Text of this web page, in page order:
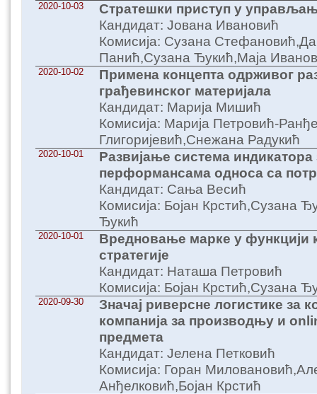
2020-10-03
Стратешки приступ у
Кандидат: Јована Ивановић
Комисија: Сузана
Панић,Сузана Ђукић,Маја
2020-10-02
Примена концепта одрживог
грађевинског материјала
Кандидат: Марија Мишић
Комисија: Марија Петровић-
Глигоријевић,Снежана Радукић
2020-10-01
Развијање система
перформансама односа са
Кандидат: Сања Весић
Комисија: Бојан Крстић,Сузана
Ђукић
2020-10-01
Вредновање марке у функцији
стратегије
Кандидат: Наташа Петровић
Комисија: Бојан Крстић,Сузана
2020-09-30
Значај риверсне логистике за
компанија за производњу и
предмета
Кандидат: Јелена Петковић
Комисија: Горан
Анђелковић,Бојан Крстић